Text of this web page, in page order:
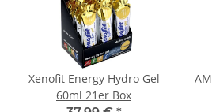
Xenofit Energy Hydro Gel
60ml 21er Box